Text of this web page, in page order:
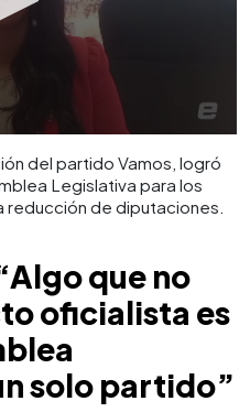
del partido Vamos, logró
Legislativa para los
reducción de diputaciones.
que no
oficialista es
solo partido”